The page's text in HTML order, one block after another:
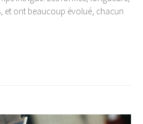
et ont beaucoup évolué, chacun